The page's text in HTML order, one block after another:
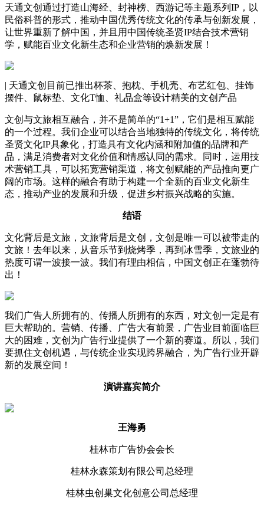
天通文创通过打造山海经、封神榜、西游记等主题系列IP，以
民俗科普的形式，推动中国优秀传统文化的传承与创新发展，
让世界重新了解中国，并且用中国传统圣贤IP结合技术营销
学，赋能百业文化新生态和企业营销的焕新发展！
| 天通文创目前已推出杯茶、抱枕、手机壳、布艺红包、挂饰
摆件、鼠标垫、文化T恤、礼品盒等设计精美的文创产品
文创与文旅相互融合，并不是简单的“1+1”，它们是相互赋能
的一个过程。我们企业可以结合当地独特的传统文化，将传统
圣贤文化IP具象化，打造具有文化内涵和附加值的品牌和产
品，满足消费者对文化价值和情感认同的需求。同时，运用技
术营销工具，可以拓宽营销渠道，将文创赋能的产品推向更广
阔的市场。这样的融合有助于构建一个全新的百业文化新生
态，推动产业的发展和升级，促进乡村振兴战略的实施。
结语
文化背后是文旅，文旅背后是文创，文创是唯一可以被带走的
文旅！去年以来，从音乐节到烧烤季，再到冰雪季，文旅业的
热度可谓一波接一波。我们有理由相信，中国文创正在蓬勃待
出！
我们广告人所拥有的、传播人所拥有的东西，对文创一定是有
巨大帮助的。营销、传播、广告大有前景，广告业目前面临巨
大的困难，文创为广告行业提供了一个新的赛道。所以，我们
要抓住文创机遇，与传统企业实现跨界融合，为广告行业开辟
新的发展空间！
演讲嘉宾简介
王海勇
桂林市广告协会会长
桂林永森策划有限公司总经理
桂林虫创巢文化创意公司总经理